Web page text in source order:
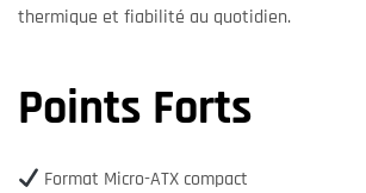
thermique et fiabilité au quotidien.
Points Forts
Format Micro-ATX compact